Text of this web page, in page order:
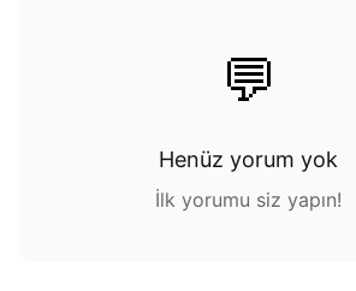
💬
Henüz yorum yok
İlk yorumu siz yapın!